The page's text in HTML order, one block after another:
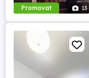
Promovat 13